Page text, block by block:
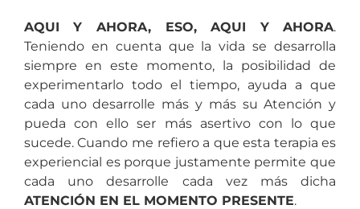
AQUI Y AHORA, ESO, AQUI Y AHORA.
Teniendo en cuenta que la vida se desarrolla
siempre en este momento, la posibilidad de
experimentarlo todo el tiempo, ayuda a que
cada uno desarrolle más y más su Atención y
pueda con ello ser más asertivo con lo que
sucede. Cuando me refiero a que esta terapia es
experiencial es porque justamente permite que
cada uno desarrolle cada vez más dicha
ATENCIÓN EN EL MOMENTO PRESENTE.